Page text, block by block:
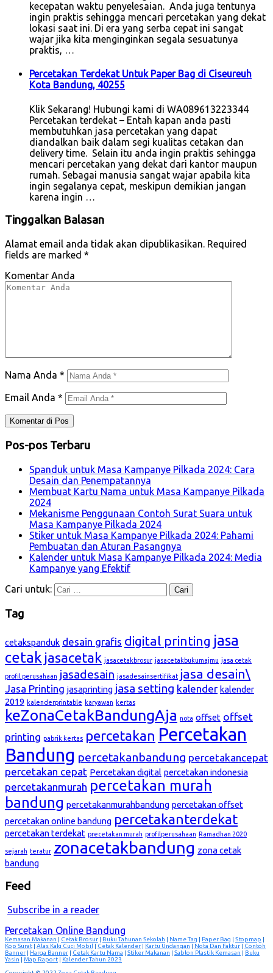
kecepatan waktu penyelesaian. Anda juga tentunya
ingin praktis sehingga mencari percetakan yang dekat
lokasi saat ini. Di era yang serba cepat ini sangat
wajar jika kita menginginkan segala sesuatunya
praktis, …
Percetakan Terdekat Untuk Paper Bag di Ciseureuh
Kota Bandung, 40255
Klik Sekarang! Hubungi kami di WA089613223344
Percetakan terdekat – Entah kapan anda pasti
membutuhkan jasa percetakan yang dapat
diandalkan baik dalam segi kualitas cetakan dan
delivery time. Selain itu anda ingin praktis sehingga
mencari percetakan yang dekat dari kantor maupun
rumah. Sebagai manusia sangat wajar apabila kita
ingin segalanya cepat, meskipun demikian jangan
karena ingin …
Tinggalkan Balasan
Alamat email anda tidak akan dipublikasikan. Required
fields are marked *
Komentar Anda
Nama Anda *
Email Anda *
Pos-pos Terbaru
Spanduk untuk Masa Kampanye Pilkada 2024: Cara
Desain dan Penempatannya
Membuat Kartu Nama untuk Masa Kampanye Pilkada
2024
Mekanisme Penggunaan Contoh Surat Suara untuk
Masa Kampanye Pilkada 2024
Stiker untuk Masa Kampanye Pilkada 2024: Pahami
Pembuatan dan Aturan Pasangnya
Kalender untuk Masa Kampanye Pilkada 2024: Media
Kampanye yang Efektif
Cari untuk:
Tag
cetakspanduk desain grafis digital printing jasa
cetak jasacetak jasacetakbrosur jasacetakbukumajmu jasa cetak
profil perusahaan jasadesain jasadesainsertifikat jasa desain\
Jasa Printing jasaprinting jasa setting kalender kalender
2019 kalenderprintable karyawan kertas
keZonaCetakBandungAja nota offset offset
printing pabrik kertas percetakan Percetakan
Bandung percetakanbandung percetakancepat
percetakan cepat Percetakan digital percetakan indonesia
percetakanmurah percetakan murah
bandung percetakanmurahbandung percetakan offset
percetakan online bandung percetakanterdekat
percetakan terdekat precetakan murah profilperusahaan Ramadhan 2020
sejarah teratur zonacetakbandung zona cetak
bandung
Feed
Subscribe in a reader
Percetakan Online Bandung
Kemasan Makanan Cetak Brosur Buku Tahunan Sekolah Name Tag Paper Bag Stopmap
Kop Surat
Alas Kaki Cuci Mobil Cetak Kalender Kartu Undangan Nota Dan Faktur
Contoh
Banner
Harga Banner Cetak Kartu Nama Stiker Makanan Sablon Plastik Kemasan
Buku
Yasin
Map Raport
Kalender Tahun 2023